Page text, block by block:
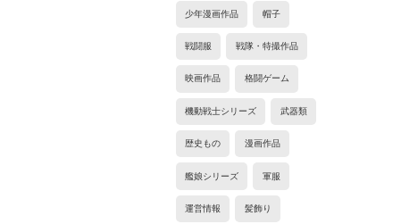
少年漫画作品 帽子
戦闘服 戦隊・特撮作品
映画作品 格闘ゲーム
機動戦士シリーズ 武器類
歴史もの 漫画作品
艦娘シリーズ 軍服
運営情報 髪飾り